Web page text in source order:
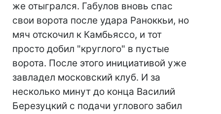
же отыгрался. Габулов вновь спас
свои ворота после удара Раноккьи, но
мяч отскочил к Камбьяссо, и тот
просто добил "круглого" в пустые
ворота. После этого инициативой уже
завладел московский клуб. И за
несколько минут до конца Василий
Березуцкий с подачи углового забил